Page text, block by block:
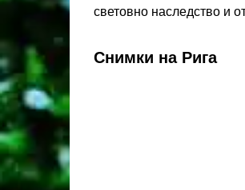
световно наследство и
Снимки на Рига